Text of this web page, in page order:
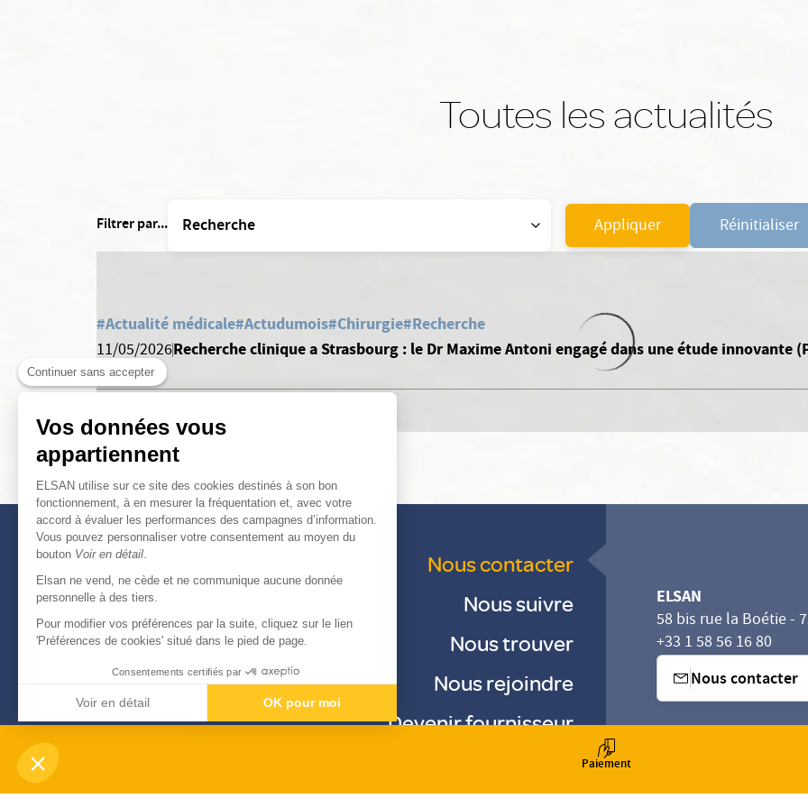
Continuer sans accepter
Vos données vous
appartiennent
ELSAN utilise sur ce site des cookies destinés à son bon
fonctionnement, à en mesurer la fréquentation et, avec votre
accord à évaluer les performances des campagnes d’information.
Vous pouvez personnaliser votre consentement au moyen du
bouton Voir en détail
Elsan ne vend, ne cède et ne communique aucune donnée
personnelle à des tiers.
Pour modifier vos préférences par la suite, cliquez sur le lien
'Préférences de cookies' situé dans le pied de page.
Consentements certifiés par
Voir en détail OK pour moi
Notre plateforme vous permet d'adapter et de gérer vos paramètres de confidentialité, en garantissant la
Paiement
Toutes les actualités
Filtrer par... Appliquer Réinitialiser
#Actualité médicale#Actudumois#Chirurgie#Recherche
11/05/2026Recherche clinique a Strasbourg : le Dr Maxime Antoni engagé dans une étude innovante
Nous contacter
Nous suivre
Nous trouver
Nous rejoindre
Devenir fournisseur
ELSAN
58 bis rue la Boétie -
+33 1 58 56 16 80
Nous contacter
Droits & Devoirs-Agence digitale : VOID